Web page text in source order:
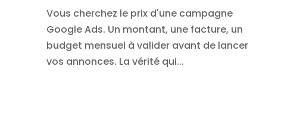
Vous cherchez le prix d'une campagne
Google Ads. Un montant, une facture, un
budget mensuel à valider avant de lancer
vos annonces. La vérité qui...